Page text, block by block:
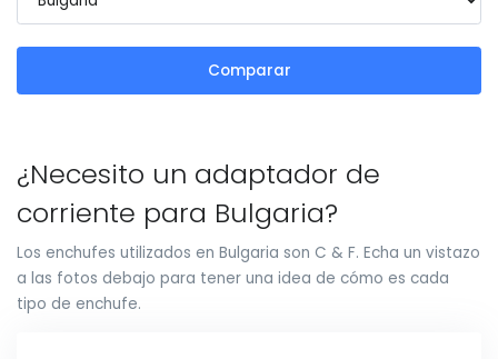
Comparar
¿Necesito un adaptador de
corriente para Bulgaria?
Los enchufes utilizados en Bulgaria son C & F. Echa un vistazo
a las fotos debajo para tener una idea de cómo es cada
tipo de enchufe.